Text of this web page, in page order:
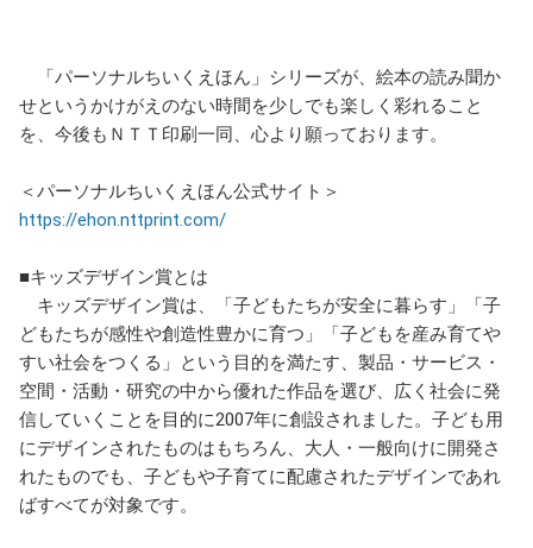
「パーソナルちいくえほん」シリーズが、絵本の読み聞か
せというかけがえのない時間を少しでも楽しく彩れること
を、今後もＮＴＴ印刷一同、心より願っております。
＜パーソナルちいくえほん公式サイト＞
https://ehon.nttprint.com/
■キッズデザイン賞とは
キッズデザイン賞は、「子どもたちが安全に暮らす」「子
どもたちが感性や創造性豊かに育つ」「子どもを産み育てや
すい社会をつくる」という目的を満たす、製品・サービス・
空間・活動・研究の中から優れた作品を選び、広く社会に発
信していくことを目的に2007年に創設されました。子ども用
にデザインされたものはもちろん、大人・一般向けに開発さ
れたものでも、子どもや子育てに配慮されたデザインであれ
ばすべてが対象です。